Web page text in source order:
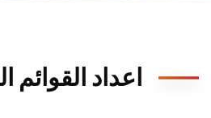
اعداد القوائم